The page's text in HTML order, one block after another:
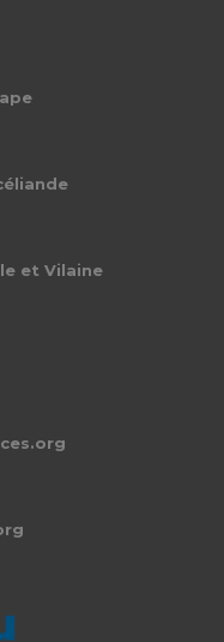
et Vilaine